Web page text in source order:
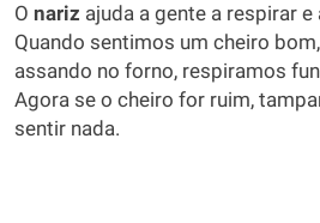
O nariz ajuda a gente a respirar
Quando sentimos um cheiro
assando no forno, respiramos
Agora se o cheiro for ruim,
sentir nada.